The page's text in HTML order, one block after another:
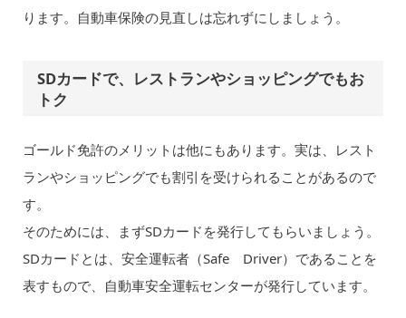
ります。自動車保険の見直しは忘れずにしましょう。
SDカードで、レストランやショッピングでもお
トク
ゴールド免許のメリットは他にもあります。実は、レスト
ランやショッピングでも割引を受けられることがあるので
す。
そのためには、まずSDカードを発行してもらいましょう。
SDカードとは、安全運転者（Safe Driver）であることを
表すもので、自動車安全運転センターが発行しています。